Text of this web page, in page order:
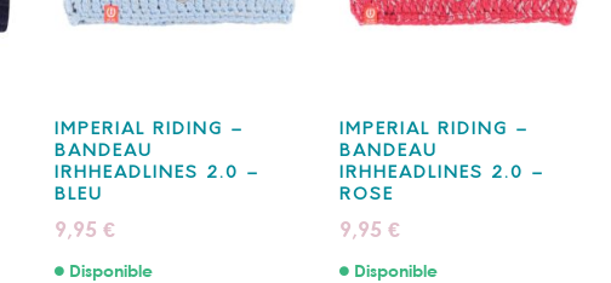
IMPERIAL RIDING –
BANDEAU
IRHHEADLINES 2.0 –
BLEU
9,95 €
Disponible
IMPERIAL RIDING –
BANDEAU
IRHHEADLINES 2.0 –
ROSE
9,95 €
Disponible